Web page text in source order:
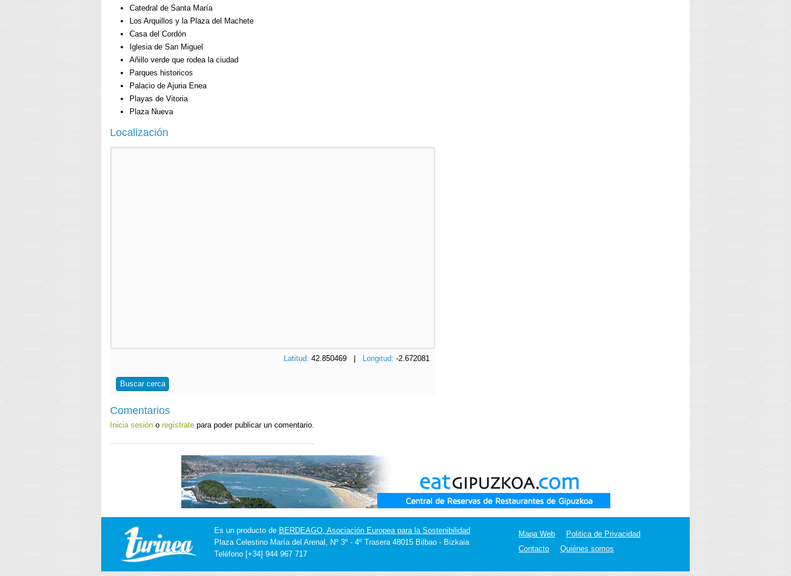
Catedral de Santa María
Los Arquillos y la Plaza del Machete
Casa del Cordón
Iglesia de San Miguel
Añillo verde que rodea la ciudad
Parques historicos
Palacio de Ajuria Enea
Playas de Vitoria
Plaza Nueva
Localización
Latitud:42.850469 | Longitud:-2.672081
Buscar cerca
Comentarios
Inicia sesión o regístrate para poder publicar un comentario.
Es un producto de BERDEAGO, Asociación Europea para la Sostenibilidad
Plaza Celestino María del Arenal, Nº 3º - 4º Trasera 48015 Bilbao - Bizkaia
Teléfono [+34] 944 967 717
Mapa Web
Politica de Privacidad
Contacto
Quiénes somos